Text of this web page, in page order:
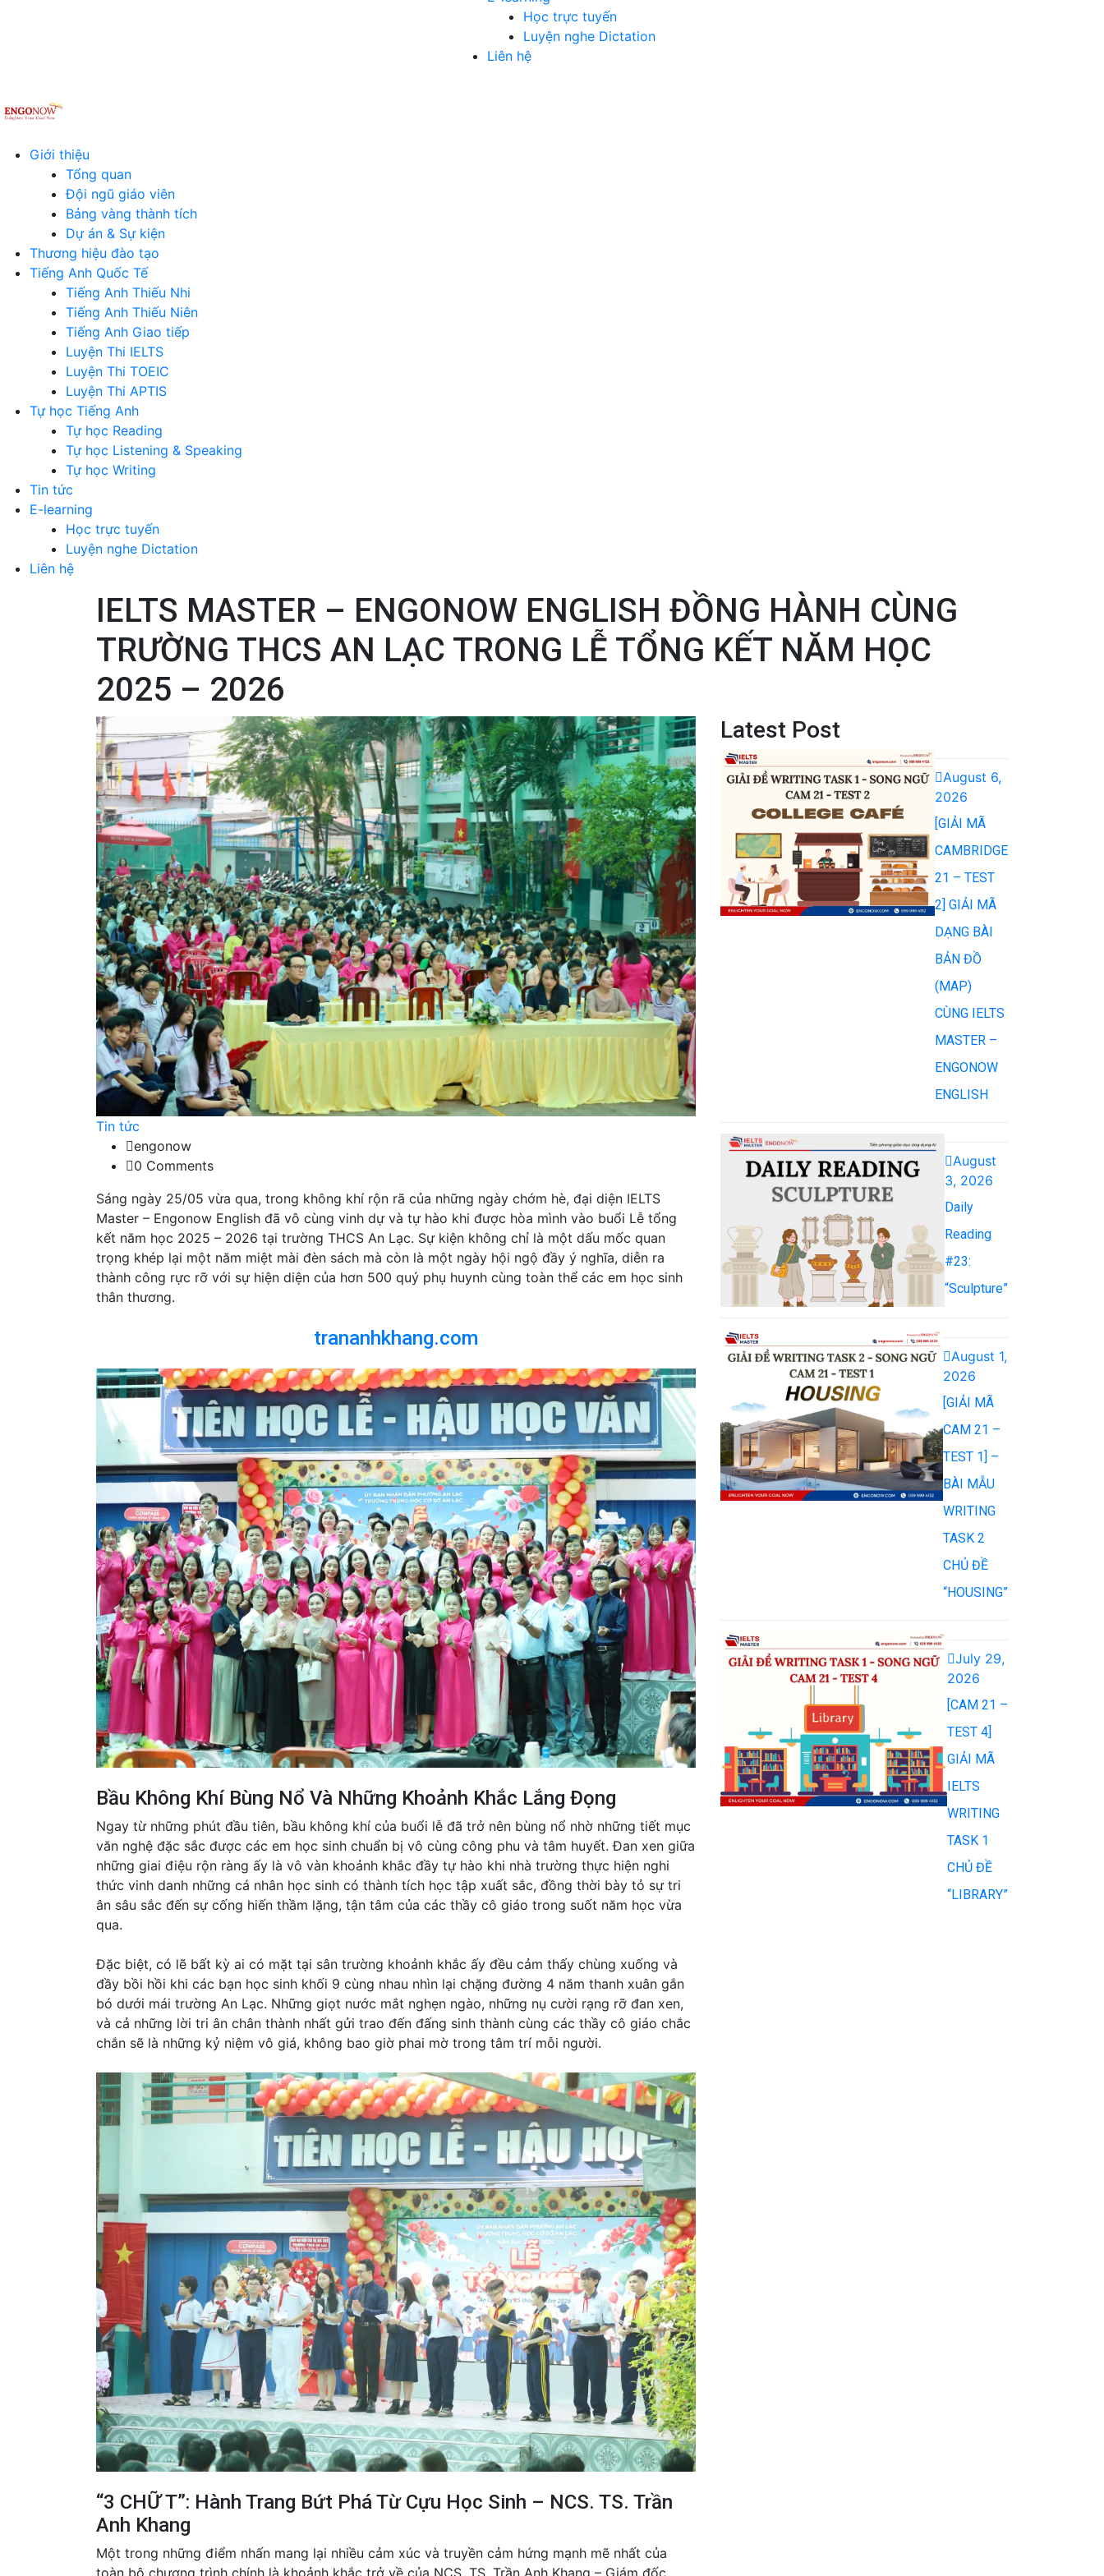
Học trực tuyến
Luyện nghe Dictation
Liên hệ
Giới thiệu
Tổng quan
Đội ngũ giáo viên
Bảng vàng thành tích
Dự án & Sự kiện
Thương hiệu đào tạo
Tiếng Anh Quốc Tế
Tiếng Anh Thiếu Nhi
Tiếng Anh Thiếu Niên
Tiếng Anh Giao tiếp
Luyện Thi IELTS
Luyện Thi TOEIC
Luyện Thi APTIS
Tự học Tiếng Anh
Tự học Reading
Tự học Listening & Speaking
Tự học Writing
Tin tức
E-learning
Học trực tuyến
Luyện nghe Dictation
Liên hệ
IELTS MASTER – ENGONOW ENGLISH ĐỒNG HÀNH CÙNG
TRƯỜNG THCS AN LẠC TRONG LỄ TỔNG KẾT NĂM HỌC
2025 – 2026
Tin tức
engonow
0 Comments
Sáng ngày 25/05 vừa qua, trong không khí rộn rã của những ngày chớm hè, đại diện IELTS
Master – Engonow English đã vô cùng vinh dự và tự hào khi được hòa mình vào buổi Lễ tổng
kết năm học 2025 – 2026 tại trường THCS An Lạc. Sự kiện không chỉ là một dấu mốc quan
trọng khép lại một năm miệt mài đèn sách mà còn là một ngày hội ngộ đầy ý nghĩa, diễn ra
thành công rực rỡ với sự hiện diện của hơn 500 quý phụ huynh cùng toàn thể các em học sinh
thân thương.
trananhkhang.com
Bầu Không Khí Bùng Nổ Và Những Khoảnh Khắc Lắng Đọng
Ngay từ những phút đầu tiên, bầu không khí của buổi lễ đã trở nên bùng nổ nhờ những tiết mục
văn nghệ đặc sắc được các em học sinh chuẩn bị vô cùng công phu và tâm huyết. Đan xen giữa
những giai điệu rộn ràng ấy là vô vàn khoảnh khắc đầy tự hào khi nhà trường thực hiện nghi
thức vinh danh những cá nhân học sinh có thành tích học tập xuất sắc, đồng thời bày tỏ sự tri
ân sâu sắc đến sự cống hiến thầm lặng, tận tâm của các thầy cô giáo trong suốt năm học vừa
qua.
Đặc biệt, có lẽ bất kỳ ai có mặt tại sân trường khoảnh khắc ấy đều cảm thấy chùng xuống và
đầy bồi hồi khi các bạn học sinh khối 9 cùng nhau nhìn lại chặng đường 4 năm thanh xuân gắn
bó dưới mái trường An Lạc. Những giọt nước mắt nghẹn ngào, những nụ cười rạng rỡ đan xen,
và cả những lời tri ân chân thành nhất gửi trao đến đấng sinh thành cùng các thầy cô giáo chắc
chắn sẽ là những kỷ niệm vô giá, không bao giờ phai mờ trong tâm trí mỗi người.
“3 CHỮ T”: Hành Trang Bứt Phá Từ Cựu Học Sinh – NCS. TS. Trần
Anh Khang
Một trong những điểm nhấn mang lại nhiều cảm xúc và truyền cảm hứng mạnh mẽ nhất của
toàn bộ chương trình chính là khoảnh khắc trở về của NCS. TS. Trần Anh Khang – Giám đốc
Latest Post
August 6,
2026
[GIẢI MÃ
CAMBRIDGE
21 – TEST
2] GIẢI MÃ
DẠNG BÀI
BẢN ĐỒ
(MAP)
CÙNG IELTS
MASTER –
ENGONOW
ENGLISH
August
3, 2026
Daily
Reading
#23:
“Sculpture”
August 1,
2026
[GIẢI MÃ
CAM 21 –
TEST 1] –
BÀI MẪU
WRITING
TASK 2
CHỦ ĐỀ
“HOUSING”
July 29,
2026
[CAM 21 –
TEST 4]
GIẢI MÃ
IELTS
WRITING
TASK 1
CHỦ ĐỀ
“LIBRARY”